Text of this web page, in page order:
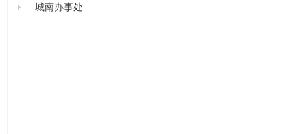
城南办事处